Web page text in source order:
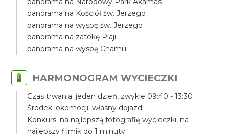
panorama na Kościół św. Jerzego
panorama na wyspę św. Jerzego
panorama na zatokę Plaji
panorama na wyspę Chamilii
HARMONOGRAM WYCIECZKI
Czas trwania: jeden dzień, zwykle 09:40 - 13:30
Środek lokomocji: własny dojazd
Konkurs: na najlepszą fotografię wycieczki, na
najlepszy filmik do 1 minuty